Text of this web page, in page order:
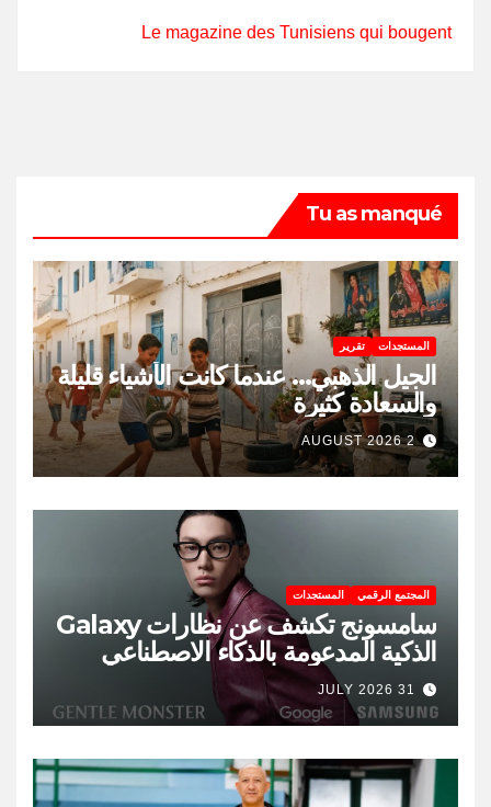
Le magazine des Tunisiens qui bougent
Tu as manqué
المستجدات تقرير
الجيل الذهبي… عندما كانت الأشياء قليلة
والسعادة كثيرة
2 AUGUST 2026
المجتمع الرقمي المستجدات
سامسونج تكشف عن نظارات Galaxy
الذكية المدعومة بالذكاء الاصطناعي
31 JULY 2026